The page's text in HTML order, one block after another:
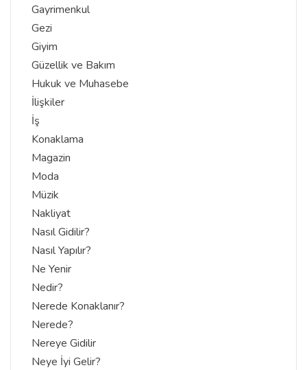
Gayrimenkul
Gezi
Giyim
Güzellik ve Bakım
Hukuk ve Muhasebe
İlişkiler
İş
Konaklama
Magazin
Moda
Müzik
Nakliyat
Nasıl Gidilir?
Nasıl Yapılır?
Ne Yenir
Nedir?
Nerede Konaklanır?
Nerede?
Nereye Gidilir
Neye İyi Gelir?